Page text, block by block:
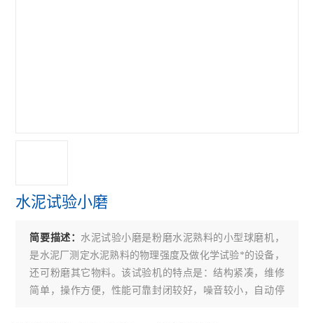
水泥氯离子分析仪
水泥游离氧化钙测定仪
水泥净浆稠度仪 水泥净浆漏斗
水泥试验小磨
简要描述： 水泥试验小磨是粉磨水泥熟料的小型球磨机，
是水泥厂测定水泥熟料的物理强度及做化学试验*的设备，
还可粉磨其它物料。该试验机的特点是：结构紧凑，维修
简单，操作方便，性能可靠封闭较好，噪音较小，自动停